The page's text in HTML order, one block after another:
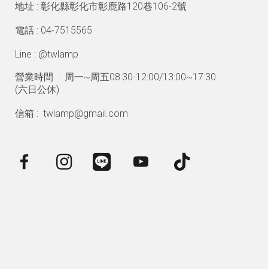
地址 : 彰化縣彰化市彰鹿路120巷106-2號
電話 : 04-7515565
Line : @twlamp
營業時間 : 周一~周五08:30-12:00/13:00~17:30
(六日公休)
信箱 : twlamp@gmail.com